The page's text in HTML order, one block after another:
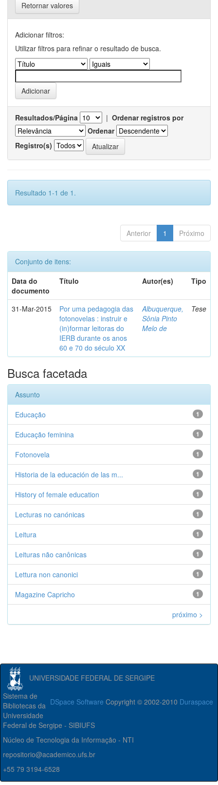
Retornar valores
Adicionar filtros:
Utilizar filtros para refinar o resultado de busca.
Resultados/Página | Ordenar registros por
Ordenar
Registro(s)
Resultado 1-1 de 1.
Anterior 1 Próximo
Conjunto de itens:
Data do
documento
Título Autor(es) Tipo
31-Mar-2015
Por uma pedagogia das
fotonovelas : instruir e
(in)formar leitoras do
IERB durante os anos
60 e 70 do século XX
Albuquerque,
Sônia Pinto
Melo de
Tese
Busca facetada
Assunto
1
Educação
1
Educação feminina
1
Fotonovela
1
Historia de la educación de las m...
1
History of female education
1
Lecturas no canónicas
1
Leitura
1
Leituras não canônicas
1
Lettura non canonici
1
Magazine Capricho
próximo >
UNIVERSIDADE FEDERAL DE SERGIPE
DSpace Software Copyright © 2002-2010 Duraspace
Sistema de
Bibliotecas da
Universidade
Federal de Sergipe - SIBIUFS
Núcleo de Tecnologia da Informação - NTI
repositorio@academico.ufs.br
+55 79 3194-6528